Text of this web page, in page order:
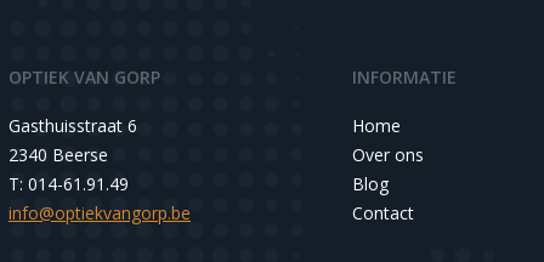
OPTIEK VAN GORP
Gasthuisstraat 6
2340 Beerse
T: 014-61.91.49
info@optiekvangorp.be
INFORMATIE
Home
Over ons
Blog
Contact